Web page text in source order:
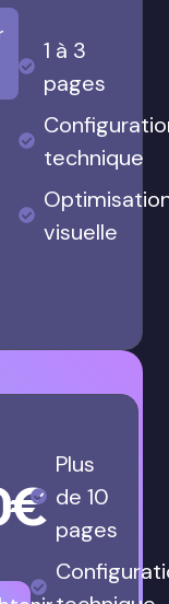
1 à 3
pages
technique
visuelle
Plus
de 10
pages